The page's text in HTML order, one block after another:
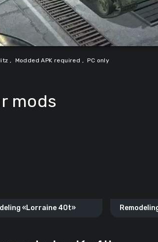
, Modded APK required , PC only
mods
«Lorraine 40t»